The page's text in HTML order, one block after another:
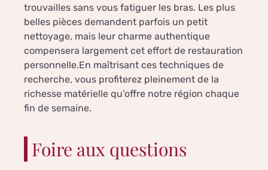
trouvailles sans vous fatiguer les bras. Les plus
belles pièces demandent parfois un petit
nettoyage, mais leur charme authentique
compensera largement cet effort de restauration
personnelle.En maîtrisant ces techniques de
recherche, vous profiterez pleinement de la
richesse matérielle qu’offre notre région chaque
fin de semaine.
Foire aux questions